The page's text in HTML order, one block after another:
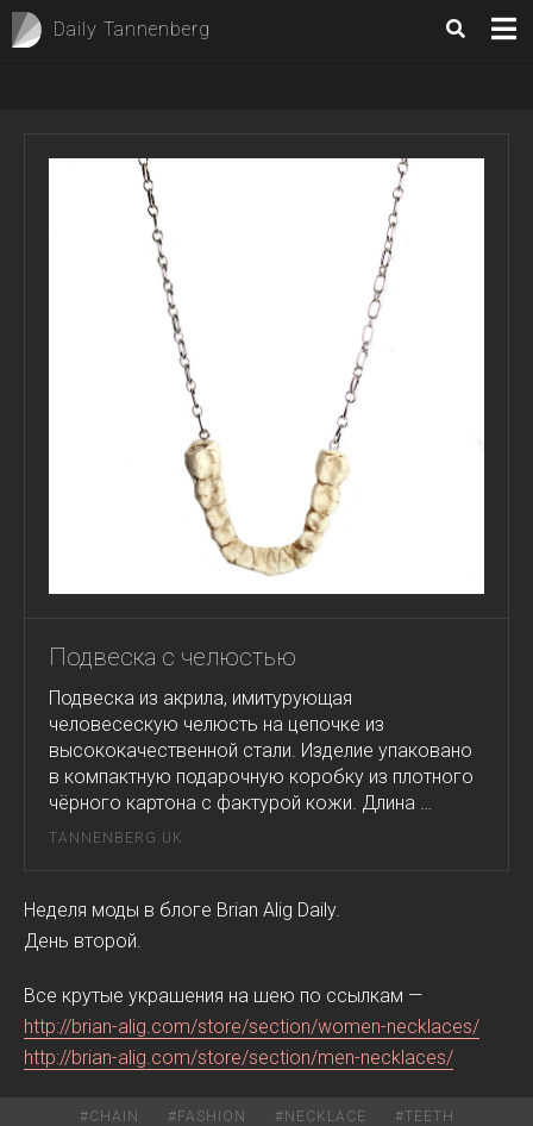
Daily Tannenberg
Подвеска с челюстью
Подвеска из акрила, имитурующая
человесескую челюсть на цепочке из
высококачественной стали. Изделие упаковано
в компактную подарочную коробку из плотного
чёрного картона с фактурой кожи. Длина …
TANNENBERG.UK
Неделя моды в блоге Brian Alig Daily.
День второй.
Все крутые украшения на шею по ссылкам —
http://brian-alig.com/store/section/women-necklaces/
http://brian-alig.com/store/section/men-necklaces/
#CHAIN # FASHION # NECKLACE #TEETH